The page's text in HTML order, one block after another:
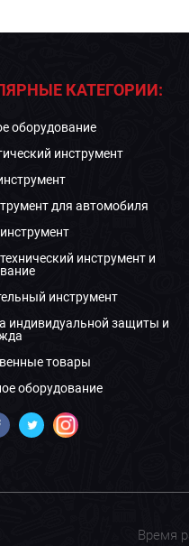
КАТЕГОРИИ:
оборудование
инструмент
для автомобиля
инструмент и
инструмент
индивидуальной защиты и
товары
оборудование
Время